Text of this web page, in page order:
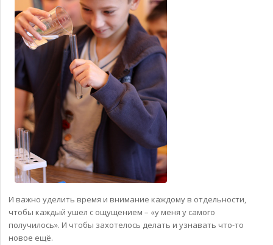
И важно уделить время и внимание каждому в отдельности,
чтобы каждый ушел с ощущением – «у меня у самого
получилось». И чтобы захотелось делать и узнавать что-то
новое ещё.